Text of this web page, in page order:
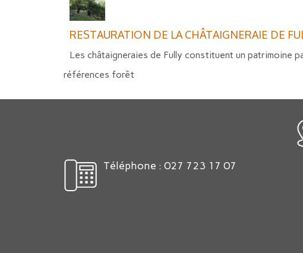
RESTAURATION DE LA CHÂTAIGNERAIE DE
Les châtaigneraies de Fully constituent un patrimoine
références forêt
Téléphone : 027 723 17 07